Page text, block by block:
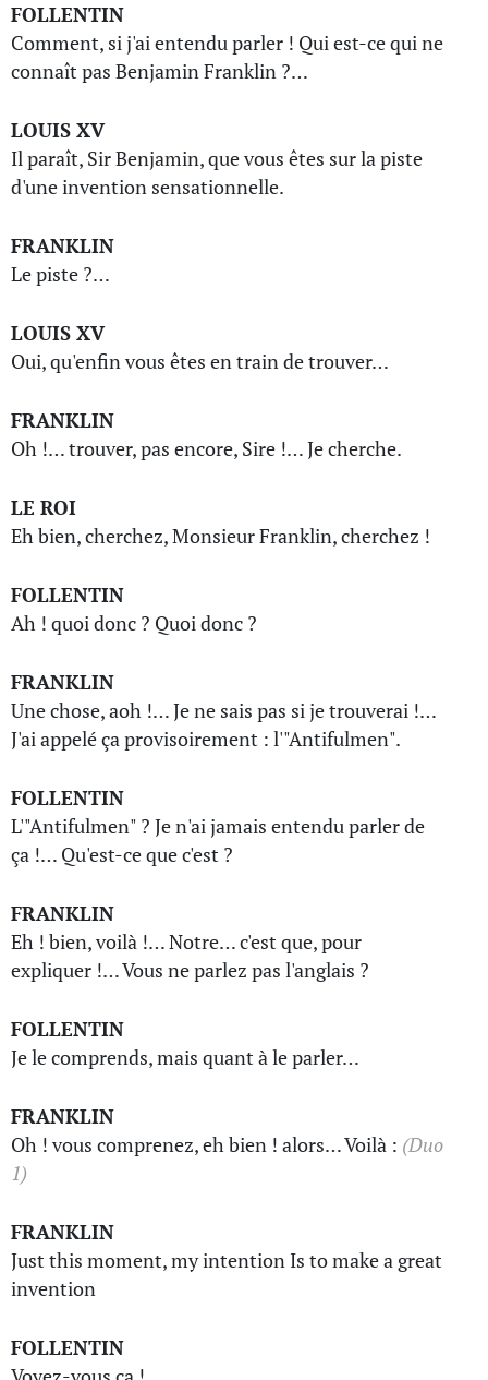
FOLLENTIN
Comment, si j'ai entendu parler ! Qui est-ce qui ne
connaît pas Benjamin Franklin ?…
LOUIS XV
Il paraît, Sir Benjamin, que vous êtes sur la piste
d'une invention sensationnelle.
FRANKLIN
Le piste ?…
LOUIS XV
Oui, qu'enfin vous êtes en train de trouver…
FRANKLIN
Oh !… trouver, pas encore, Sire !… Je cherche.
LE ROI
Eh bien, cherchez, Monsieur Franklin, cherchez !
FOLLENTIN
Ah ! quoi donc ? Quoi donc ?
FRANKLIN
Une chose, aoh !… Je ne sais pas si je trouverai !…
J'ai appelé ça provisoirement : l'"Antifulmen".
FOLLENTIN
L'"Antifulmen" ? Je n'ai jamais entendu parler de
ça !… Qu'est-ce que c'est ?
FRANKLIN
Eh ! bien, voilà !… Notre… c'est que, pour
expliquer !… Vous ne parlez pas l'anglais ?
FOLLENTIN
Je le comprends, mais quant à le parler…
FRANKLIN
Oh ! vous comprenez, eh bien ! alors… Voilà : (Duo
1)
FRANKLIN
Just this moment, my intention Is to make a great
invention
FOLLENTIN